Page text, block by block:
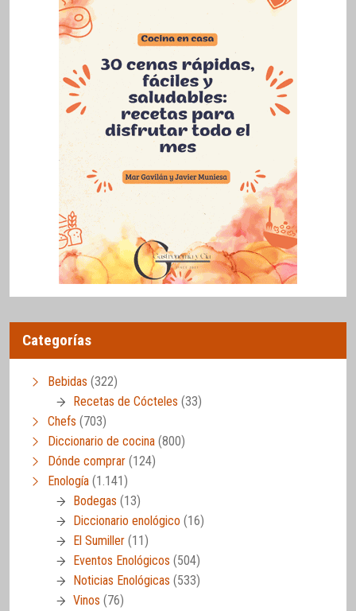
Categorías
Bebidas (322)
Recetas de Cócteles (33)
Chefs (703)
Diccionario de cocina (800)
Dónde comprar (124)
Enología (1.141)
Bodegas (13)
Diccionario enológico (16)
El Sumiller (11)
Eventos Enológicos (504)
Noticias Enológicas (533)
Vinos (76)